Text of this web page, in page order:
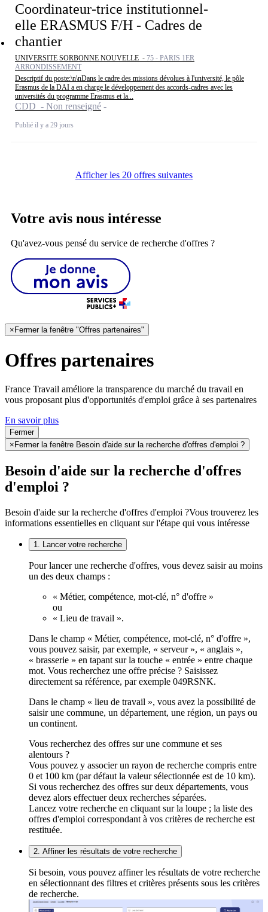
Coordinateur-trice institutionnel-
elle ERASMUS F/H - Cadres de
chantier
UNIVERSITE SORBONNE NOUVELLE - 75 - PARIS 1ER
ARRONDISSEMENT
Descriptif du poste:\n\nDans le cadre des missions dévolues à l'université, le pôle
Erasmus de la DAI a en charge le développement des accords-cadres avec les
universités du programme Erasmus et la...
CDD - Non renseigné
Publié il y a 29 jours
Afficher les 20 offres suivantes
Votre avis nous intéresse
Qu'avez-vous pensé du service de recherche d'offres ?
× Fermer la fenêtre "Offres partenaires"
Offres partenaires
France Travail améliore la transparence du marché du travail en
vous proposant plus d'opportunités d'emploi grâce à ses partenaires
En savoir plus
Fermer
× Fermer la fenêtre Besoin d'aide sur la recherche d'offres d'emploi ?
Besoin d'aide sur la recherche d'offres
d'emploi ?
Besoin d'aide sur la recherche d'offres d'emploi ?Vous trouverez les
informations essentielles en cliquant sur l'étape qui vous intéresse
1. Lancer votre recherche
Pour lancer une recherche d'offres, vous devez saisir au moins
un des deux champs :
« Métier, compétence, mot-clé, n° d'offre »
ou
« Lieu de travail ».
Dans le champ « Métier, compétence, mot-clé, n° d'offre »,
vous pouvez saisir, par exemple, « serveur », « anglais »,
« brasserie » en tapant sur la touche « entrée » entre chaque
mot. Vous recherchez une offre précise ? Saisissez
directement sa référence, par exemple 049RSNK.
Dans le champ « lieu de travail », vous avez la possibilité de
saisir une commune, un département, une région, un pays ou
un continent.
Vous recherchez des offres sur une commune et ses
alentours ?
Vous pouvez y associer un rayon de recherche compris entre
0 et 100 km (par défaut la valeur sélectionnée est de 10 km).
Si vous recherchez des offres sur deux départements, vous
devez alors effectuer deux recherches séparées.
Lancez votre recherche en cliquant sur la loupe ; la liste des
offres d'emploi correspondant à vos critères de recherche est
restituée.
2. Affiner les résultats de votre recherche
Si besoin, vous pouvez affiner les résultats de votre recherche
en sélectionnant des filtres et critères présents sous les critères
de recherche.